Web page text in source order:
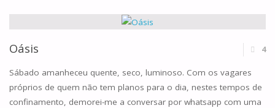
SAÚDE
O
SACRAMENTO
Oásis 4
Sábado amanheceu quente, seco, luminoso. Com os vagares
próprios de quem não tem planos para o dia, nestes tempos de
confinamento, demorei-me a conversar por whatsapp com uma